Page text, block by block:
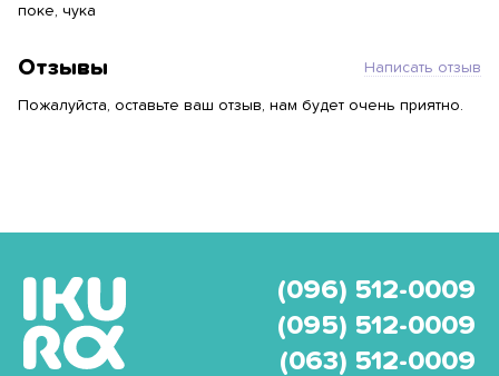
поке, чука
Отзывы Написать отзыв
Пожалуйста, оставьте ваш отзыв, нам будет очень приятно.
(096) 512-0009
(095) 512-0009
(063) 512-0009